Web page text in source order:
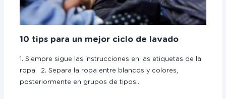
10 tips para un mejor ciclo de lavado
1. Siempre sigue las instrucciones en las etiquetas de la
ropa. 2. Separa la ropa entre blancos y colores,
posteriormente en grupos de tipos…